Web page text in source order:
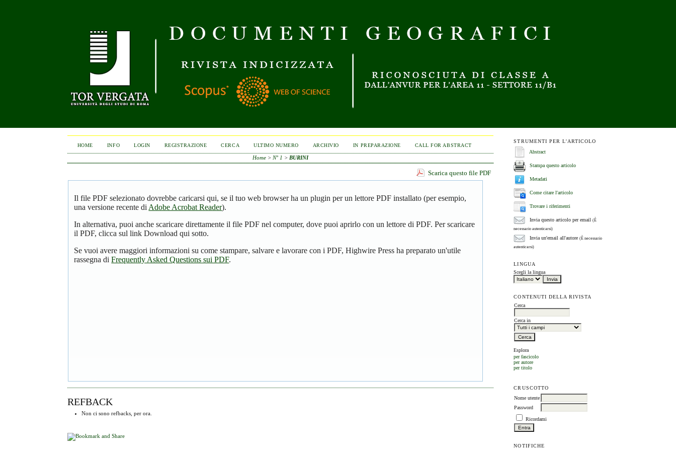
STRUMENTI PER L'ARTICOLO
Abstract
Stampa questo articolo
Metadati
Come citare l'articolo
Trovare i riferimenti
Invia questo articolo per email(È
necessario autenticarsi)
Invia un'email all'autore(È necessario
autenticarsi)
LINGUA
Scegli la lingua
CONTENUTI DELLA RIVISTA
Cerca
Cerca in
Esplora
per fascicolo
per autore
per titolo
CRUSCOTTO
Nome utente
Password
Ricordami
NOTIFICHE
HOME INFO LOGIN REGISTRAZIONE CERCA ULTIMO NUMERO ARCHIVIO IN PREPARAZIONE CALL FOR ABSTRACT
Home > N° 1 > BURINI
Scarica questo file PDF
Il file PDF selezionato dovrebbe caricarsi qui, se il tuo web browser ha un plugin per un lettore PDF installato (per esempio,
una versione recente di Adobe Acrobat Reader).
In alternativa, puoi anche scaricare direttamente il file PDF nel computer, dove puoi aprirlo con un lettore di PDF. Per scaricare
il PDF, clicca sul link Download qui sotto.
Se vuoi avere maggiori informazioni su come stampare, salvare e lavorare con i PDF, Highwire Press ha preparato un'utile
rassegna diFrequently Asked Questions sui PDF.
REFBACK
Non ci sono refbacks, per ora.